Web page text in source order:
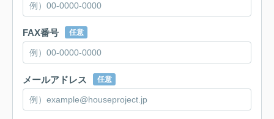
FAX番号 任意
メールアドレス 任意